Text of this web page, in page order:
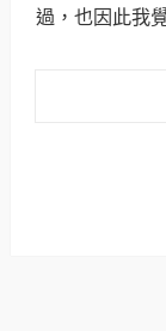
過，也因此我